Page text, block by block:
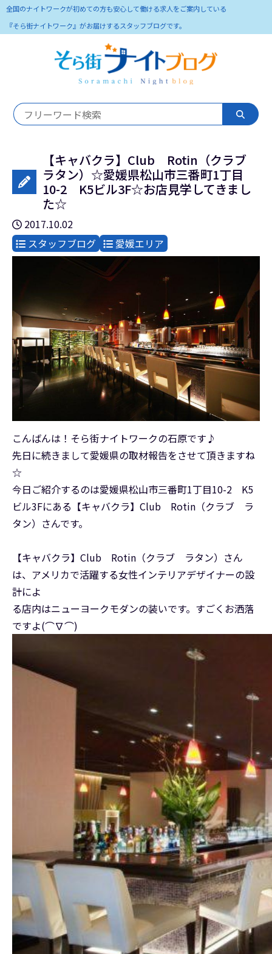
全国のナイトワークが初めての方も安心して働ける求人をご案内している
『そら街ナイトワーク』がお届けするスタッフブログです。
【キャバクラ】Club Rotin（クラブ
ラタン）☆愛媛県松山市三番町1丁目
10-2 K5ビル3F☆お店見学してきまし
た☆
2017.10.02
スタッフブログ
愛媛エリア
こんばんは！そら街ナイトワークの石原です♪
先日に続きまして愛媛県の取材報告をさせて頂きますね
☆
今日ご紹介するのは愛媛県松山市三番町1丁目10-2 K5
ビル3Fにある【キャバクラ】Club Rotin（クラブ ラ
タン）さんです。
【キャバクラ】Club Rotin（クラブ ラタン）さん
は、アメリカで活躍する女性インテリアデザイナーの設
計によ
る店内はニューヨークモダンの装いです。すごくお洒落
ですよ(⌒∇⌒)